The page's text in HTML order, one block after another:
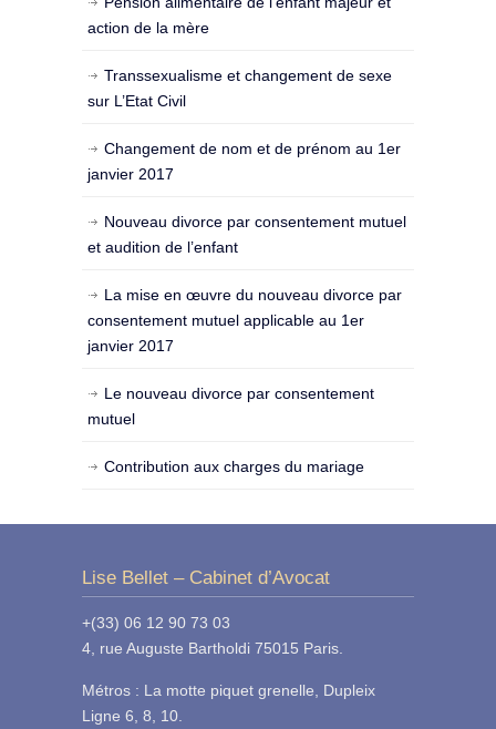
action de la mère
Transsexualisme et changement de sexe
sur L’Etat Civil
Changement de nom et de prénom au 1er
janvier 2017
Nouveau divorce par consentement mutuel
et audition de l’enfant
La mise en œuvre du nouveau divorce par
consentement mutuel applicable au 1er
janvier 2017
Le nouveau divorce par consentement
mutuel
Contribution aux charges du mariage
Lise Bellet – Cabinet d’Avocat
+(33) 06 12 90 73 03
4, rue Auguste Bartholdi 75015 Paris.
Métros : La motte piquet grenelle, Dupleix
Ligne 6, 8, 10.